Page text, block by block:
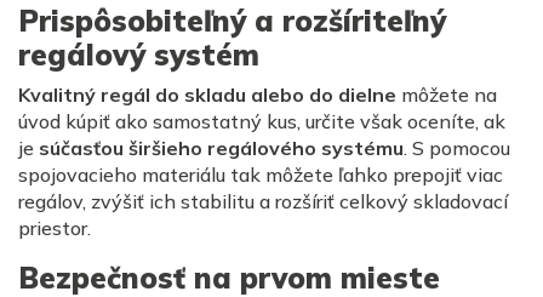
Prispôsobiteľný a rozšíriteľný
regálový systém
Kvalitný regál do skladu alebo do dielne môžete na
úvod kúpiť ako samostatný kus, určite však oceníte, ak
je súčasťou širšieho regálového systému. S pomocou
spojovacieho materiálu tak môžete ľahko prepojiť viac
regálov, zvýšiť ich stabilitu a rozšíriť celkový skladovací
priestor.
Bezpečnosť na prvom mieste